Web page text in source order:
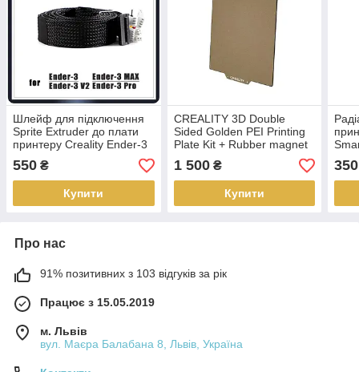
Шлейф для підключення
Sprite Extruder до плати
принтеру Creality Ender-3
S1/Pro (без фільтра)
550 ₴
Купити
CREALITY 3D Double
Sided Golden PEI Printing
Plate Kit + Rubber magnet
для Ender-3/Pro/V2/S1
(235 x 235 x 2 мм)
1 500₴
Купити
Pro
на
350
Про нас
91% позитивних з 103 відгуків за рік
Працює з 15.05.2019
м. Львів
вул. Маєра Балабана 8, Львів, Україна